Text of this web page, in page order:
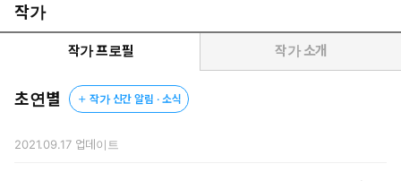
그의 말이 아프게 파고들었다.
지금 은밀한 속살을 아프게 쳐대는 그것보다 그의 말이 더 아팠다.
마침내 나는 눈을 감았다.
감은 눈가로 흘러내리는 눈물을 할짝대는 감촉이 느껴졌다.
“다 잊고, 날 미워해. 줄리.”
그는 오래도록 나를 가졌다.
그가 박으면 박혔고, 짓씹으면 물어 뜯겨 주었다.
작가
작가 프로필 작가 소개
초연별 작가 신간 알림 · 소식
2021.09.17업데이트